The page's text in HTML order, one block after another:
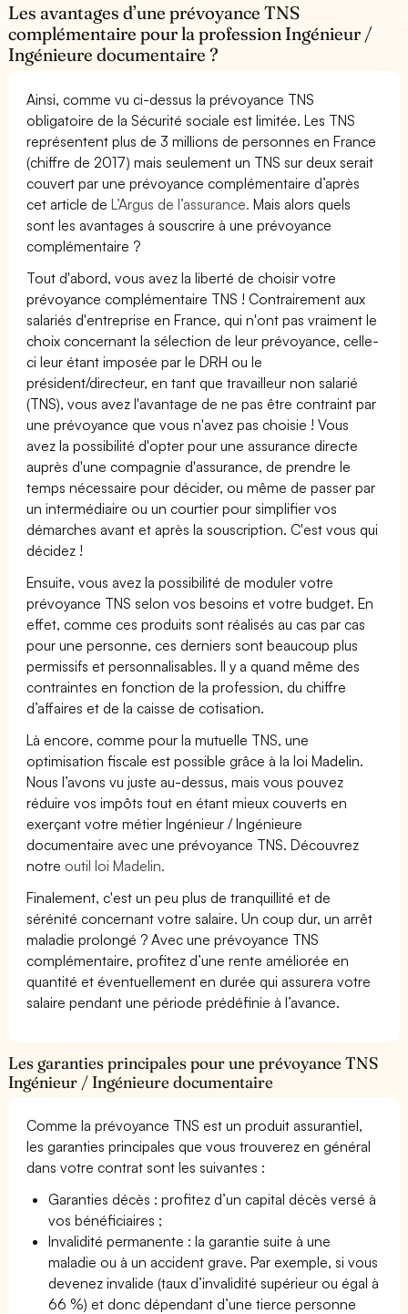
Les avantages d’une prévoyance TNS
complémentaire pour la profession Ingénieur /
Ingénieure documentaire ?
Ainsi, comme vu ci-dessus la prévoyance TNS
obligatoire de la Sécurité sociale est limitée. Les TNS
représentent plus de 3 millions de personnes en France
(chiffre de 2017) mais seulement un TNS sur deux serait
couvert par une prévoyance complémentaire d’après
cet article deL’Argus de l’assurance. Mais alors quels
sont les avantages à souscrire à une prévoyance
complémentaire ?
Tout d'abord, vous avez la liberté de choisir votre
prévoyance complémentaire TNS ! Contrairement aux
salariés d'entreprise en France, qui n'ont pas vraiment le
choix concernant la sélection de leur prévoyance, celle-
ci leur étant imposée par le DRH ou le
président/directeur, en tant que travailleur non salarié
(TNS), vous avez l'avantage de ne pas être contraint par
une prévoyance que vous n'avez pas choisie ! Vous
avez la possibilité d'opter pour une assurance directe
auprès d'une compagnie d'assurance, de prendre le
temps nécessaire pour décider, ou même de passer par
un intermédiaire ou un courtier pour simplifier vos
démarches avant et après la souscription. C'est vous qui
décidez !
Ensuite, vous avez la possibilité de moduler votre
prévoyance TNS selon vos besoins et votre budget. En
effet, comme ces produits sont réalisés au cas par cas
pour une personne, ces derniers sont beaucoup plus
permissifs et personnalisables. Il y a quand même des
contraintes en fonction de la profession, du chiffre
d’affaires et de la caisse de cotisation.
Là encore, comme pour la mutuelle TNS, une
optimisation fiscale est possible grâce à la loi Madelin.
Nous l’avons vu juste au-dessus, mais vous pouvez
réduire vos impôts tout en étant mieux couverts en
exerçant votre métier Ingénieur / Ingénieure
documentaire avec une prévoyance TNS. Découvrez
notre outil loi Madelin.
Finalement, c'est un peu plus de tranquillité et de
sérénité concernant votre salaire. Un coup dur, un arrêt
maladie prolongé ? Avec une prévoyance TNS
complémentaire, profitez d’une rente améliorée en
quantité et éventuellement en durée qui assurera votre
salaire pendant une période prédéfinie à l’avance.
Les garanties principales pour une prévoyance TNS
Ingénieur / Ingénieure documentaire
Comme la prévoyance TNS est un produit assurantiel,
les garanties principales que vous trouverez en général
dans votre contrat sont les suivantes :
Garanties décès : profitez d’un capital décès versé à
vos bénéficiaires ;
Invalidité permanente : la garantie suite à une
maladie ou à un accident grave. Par exemple, si vous
devenez invalide (taux d’invalidité supérieur ou égal à
66 %) et donc dépendant d’une tierce personne